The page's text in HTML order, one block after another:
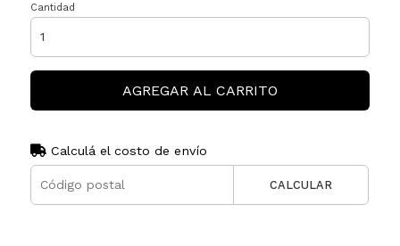
Cantidad
AGREGAR AL CARRITO
Calculá el costo de envío
CALCULAR